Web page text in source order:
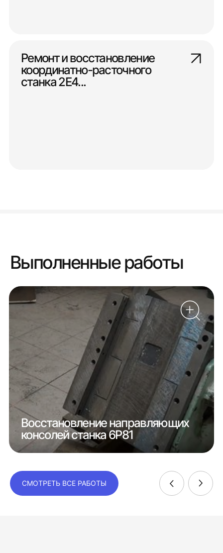
Ремонт и восстановление
координатно-расточного
станка 2Е4...
Выполненные работы
Восстановление направляющих
консолей станка 6Р81
СМОТРЕТЬ ВСЕ РАБОТЫ